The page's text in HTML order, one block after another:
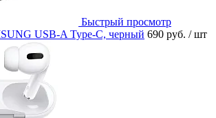
Быстрый просмотр
USB-A Type-C, черный 690 руб. / шт